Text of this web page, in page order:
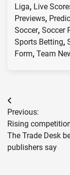
Liga, Live
Previews,
Soccer, Soccer
Sports Betting,
Form, Team
Post
navigation
Previous:
Rising
The Trade Desk
publishers say